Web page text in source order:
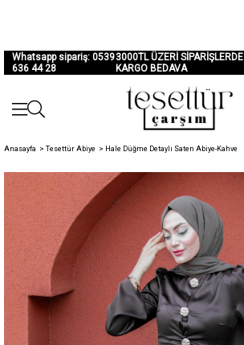
Whatsapp sipariş: 0539
636 44 28
3000TL ÜZERİ SİPARİŞLERDE
KARGO BEDAVA
Anasayfa > Tesettür Abiye > Hale Düğme Detaylı Saten Abiye-Kahve